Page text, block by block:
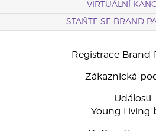
VIRTUÁLNÍ
STAŇTE SE BRAND
Registrace Brand
Zákaznická
Události
Young Living